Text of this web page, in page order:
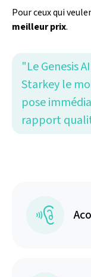
Pour ceux qui
meilleur prix.
"Le Genesis
Starkey le
pose
rapport